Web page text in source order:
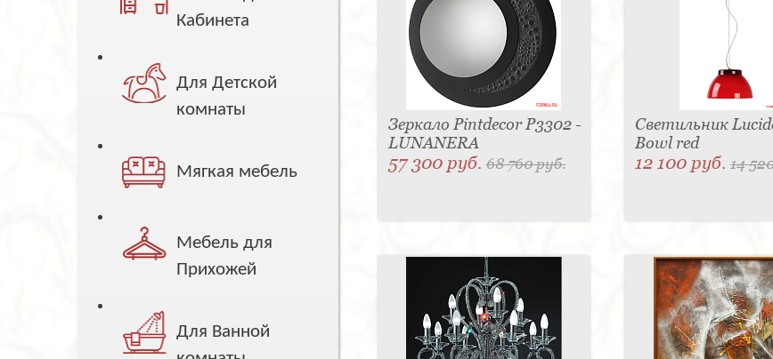
Кабинета
Для Детской
комнаты
Мягкая мебель
Мебель для
Прихожей
Для Ванной
Зеркало Pintdecor P3302 -
LUNANERA
57 300 руб.68 760 руб.
Светильник
Bowl red
12 100 руб. 14